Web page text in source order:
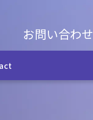
お問い合わせ